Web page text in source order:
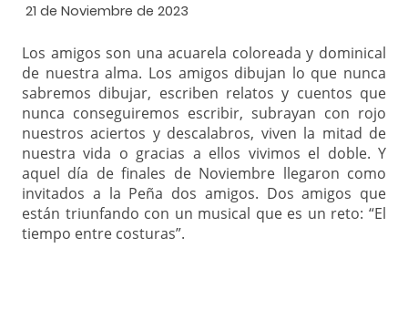
21 de Noviembre de 2023
Los amigos son una acuarela coloreada y dominical
de nuestra alma. Los amigos dibujan lo que nunca
sabremos dibujar, escriben relatos y cuentos que
nunca conseguiremos escribir, subrayan con rojo
nuestros aciertos y descalabros, viven la mitad de
nuestra vida o gracias a ellos vivimos el doble. Y
aquel día de finales de Noviembre llegaron como
invitados a la Peña dos amigos. Dos amigos que
están triunfando con un musical que es un reto: “El
tiempo entre costuras”.